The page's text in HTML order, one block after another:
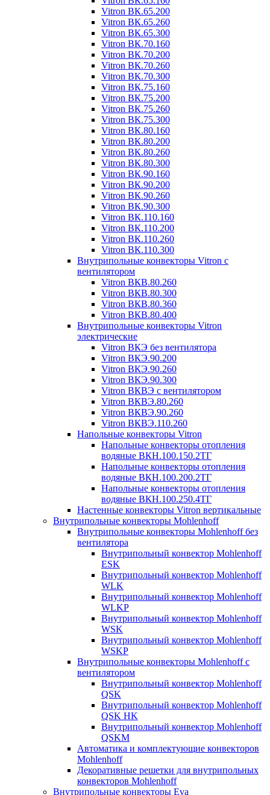
Vitron ВК.65.200
Vitron ВК.65.260
Vitron ВК.65.300
Vitron ВК.70.160
Vitron ВК.70.200
Vitron ВК.70.260
Vitron ВК.70.300
Vitron ВК.75.160
Vitron ВК.75.200
Vitron ВК.75.260
Vitron ВК.75.300
Vitron ВК.80.160
Vitron ВК.80.200
Vitron ВК.80.260
Vitron ВК.80.300
Vitron ВК.90.160
Vitron ВК.90.200
Vitron ВК.90.260
Vitron ВК.90.300
Vitron ВК.110.160
Vitron ВК.110.200
Vitron ВК.110.260
Vitron ВК.110.300
Внутрипольные конвекторы Vitron с
вентилятором
Vitron ВКВ.80.260
Vitron ВКВ.80.300
Vitron ВКВ.80.360
Vitron ВКВ.80.400
Внутрипольные конвекторы Vitron
электрические
Vitron ВКЭ без вентилятора
Vitron ВКЭ.90.200
Vitron ВКЭ.90.260
Vitron ВКЭ.90.300
Vitron ВКВЭ с вентилятором
Vitron ВКВЭ.80.260
Vitron ВКВЭ.90.260
Vitron ВКВЭ.110.260
Напольные конвекторы Vitron
Напольные конвекторы отопления
водяные ВКН.100.150.2ТГ
Напольные конвекторы отопления
водяные ВКН.100.200.2ТГ
Напольные конвекторы отопления
водяные ВКН.100.250.4ТГ
Настенные конвекторы Vitron вертикальные
Внутрипольные конвекторы Mohlenhoff
Внутрипольные конвекторы Mohlenhoff без
вентилятора
Внутрипольный конвектор Mohlenhoff
ESK
Внутрипольный конвектор Mohlenhoff
WLK
Внутрипольный конвектор Mohlenhoff
WLKP
Внутрипольный конвектор Mohlenhoff
WSK
Внутрипольный конвектор Mohlenhoff
WSKP
Внутрипольные конвекторы Mohlenhoff с
вентилятором
Внутрипольный конвектор Mohlenhoff
QSK
Внутрипольный конвектор Mohlenhoff
QSK HK
Внутрипольный конвектор Mohlenhoff
QSKM
Автоматика и комплектующие конвекторов
Mohlenhoff
Декоративные решетки для внутрипольных
конвекторов Mohlenhoff
Внутрипольные конвекторы Eva